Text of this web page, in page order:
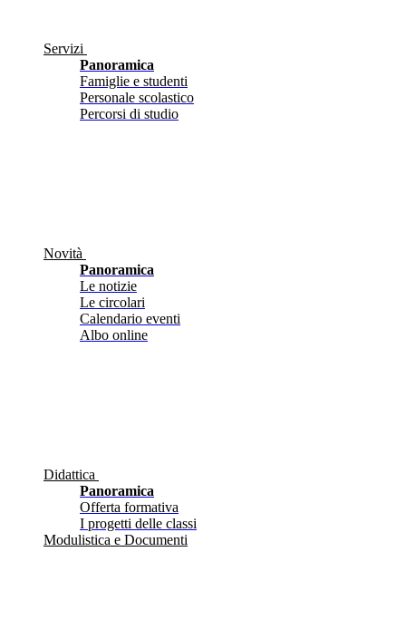
Servizi
Panoramica
Famiglie e studenti
Personale scolastico
Percorsi di studio
Novità
Panoramica
Le notizie
Le circolari
Calendario eventi
Albo online
Didattica
Panoramica
Offerta formativa
I progetti delle classi
Modulistica e Documenti